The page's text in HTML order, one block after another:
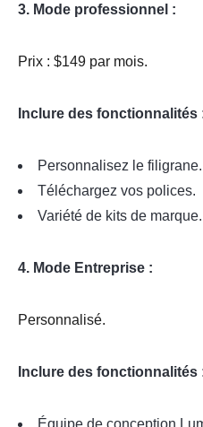
3. Mode professionnel :
Prix : $149 par mois.
Inclure des fonctionnalités
Personnalisez le filigrane.
Téléchargez vos polices.
Variété de kits de marque.
4. Mode Entreprise :
Personnalisé.
Inclure des fonctionnalités
Équipe de conception